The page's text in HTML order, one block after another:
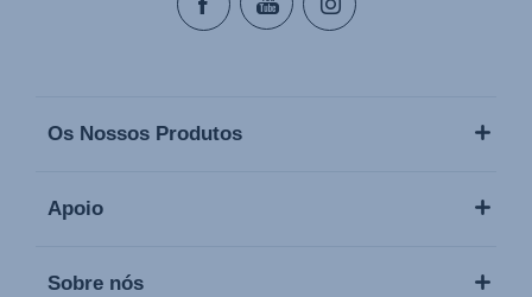
Os Nossos Produtos
Apoio
Sobre nós